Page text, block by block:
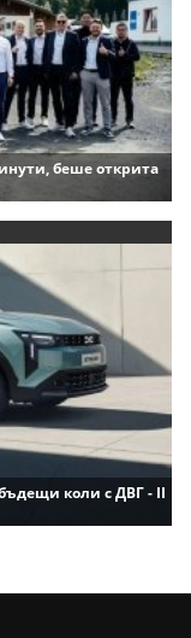
беше открита
коли с ДВГ - II